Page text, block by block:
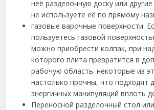
неё разделочную доску или
не используете её по прямому
газовые варочные поверхности.
пользуетесь газовой
можно приобрести колпак, при
которого плита превратится в
рабочую область. некоторые из
настолько прочны, что подходят
энергичных манипуляций вплоть
Переносной разделочный стол